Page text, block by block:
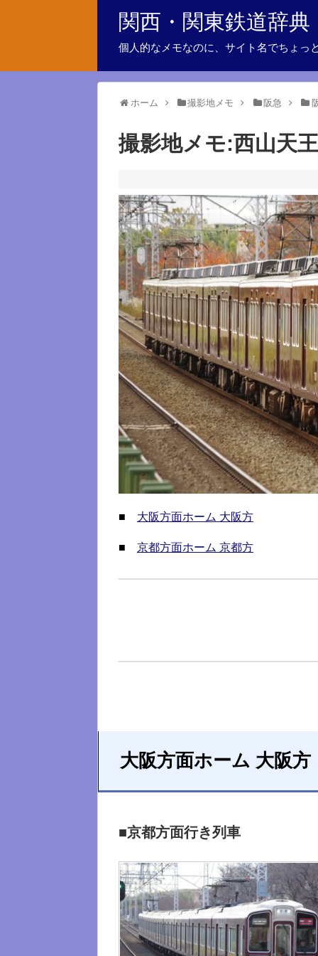
関西・関東鉄道辞典
個人的なメモなのに、サイト名でちょっ
ホーム 撮影地メモ 阪急
撮影地メモ:西山天
■ 大阪方面ホーム 大阪方
■ 京都方面ホーム 京都方
大阪方面ホーム 大阪方
■京都方面行き列車